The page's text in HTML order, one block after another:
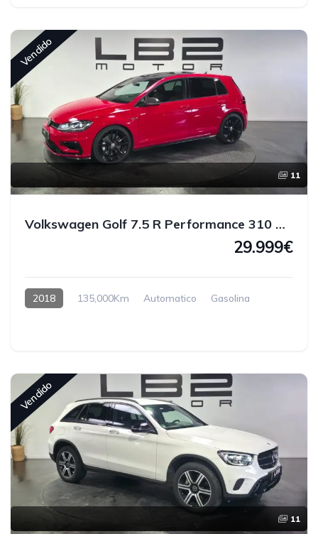
Vendido
11
Volkswagen Golf 7.5 R Performance 310 CV 4MOTION
29.999€
2018 135,000Km Automatico Gasolina
Vendido
11